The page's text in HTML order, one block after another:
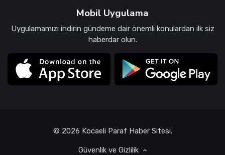
Mobil Uygulama
Uygulamamızı indirin gündeme dair önemli konulardan ilk siz
haberdar olun.
© 2026 Kocaeli Paraf Haber Sitesi.
Güvenlik ve Gizlilik